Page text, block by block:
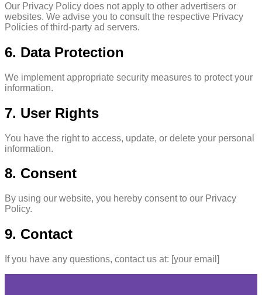
Our Privacy Policy does not apply to other advertisers or
websites. We advise you to consult the respective Privacy
Policies of third-party ad servers.
6. Data Protection
We implement appropriate security measures to protect your
information.
7. User Rights
You have the right to access, update, or delete your personal
information.
8. Consent
By using our website, you hereby consent to our Privacy
Policy.
9. Contact
If you have any questions, contact us at: [your email]